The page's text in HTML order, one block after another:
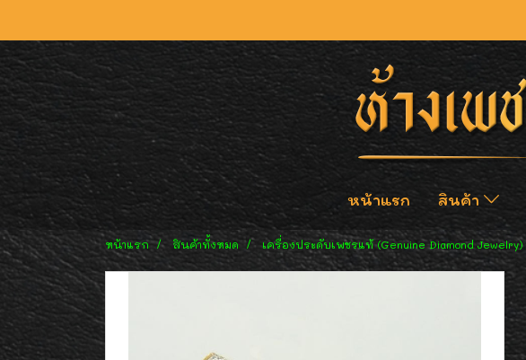
หน้าแรก สินค้า
หน้าแรก สินค้าทั้งหมด เครื่องประดับเพชรแท้ (Genuine Diamond Jewelry)